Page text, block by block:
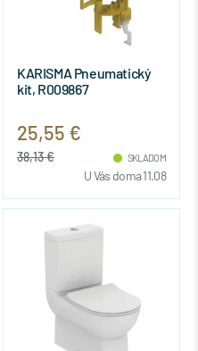
KARISMA Pneumatický
kit, R009867
25,55 €
38,13 € SKLADOM
U Vás doma 11.08